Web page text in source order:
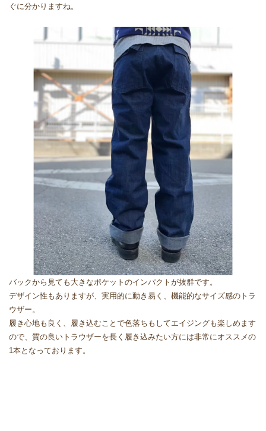
ぐに分かりますね。
バックから見ても大きなポケットのインパクトが抜群です。
デザイン性もありますが、実用的に動き易く、機能的なサイズ感のトラ
ウザー。
履き心地も良く、履き込むことで色落ちもしてエイジングも楽しめます
ので、質の良いトラウザーを長く履き込みたい方には非常にオススメの
1本となっております。